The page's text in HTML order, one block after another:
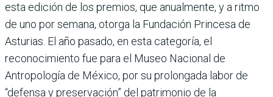
esta edición de los premios, que anualmente, y a ritmo
de uno por semana, otorga la Fundación Princesa de
Asturias. El año pasado, en esta categoría, el
reconocimiento fue para el Museo Nacional de
Antropología de México, por su prolongada labor de
“defensa y preservación” del patrimonio de la